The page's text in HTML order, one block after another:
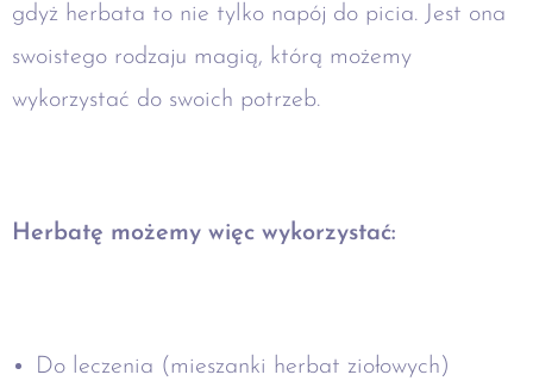
gdyż herbata to nie tylko napój do picia. Jest ona
swoistego rodzaju magią, którą możemy
wykorzystać do swoich potrzeb.
Herbatę możemy więc wykorzystać:
Do leczenia (mieszanki herbat ziołowych)